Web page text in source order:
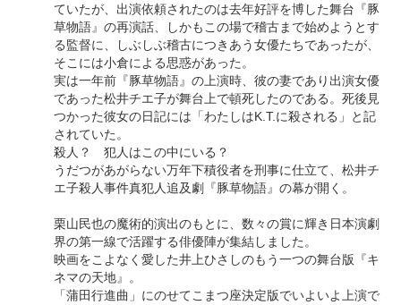
ていたが、出演依頼されたのは去年好評を博した舞台『豚
草物語』の再演話、しかもこの場で稽古まで始めようとす
る監督に、しぶしぶ稽古につきあう女優たちであったが、
そこには小倉による思惑があった。
実は一年前『豚草物語』の上演時、彼の妻であり出演女優
であった松井チエ子が舞台上で頓死したのである。死後見
つかった彼女の日記には「わたしはK.T.に殺される」と記
されていた。
殺人？ 犯人はこの中にいる？
うだつがあがらない万年下積役者を刑事に仕立て、松井チ
エ子殺人事件真犯人追及劇『豚草物語』の幕が開く。
栗山民也の魔術的演出のもとに、数々の賞に輝き日本演劇
界の第一線で活躍する俳優陣が集結しました。
映画をこよなく愛した井上ひさしのもう一つの舞台版『キ
ネマの天地』。
「蒲田行進曲」にのせてこまつ座決定版でいよいよ上演で